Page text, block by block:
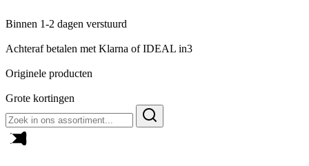
Binnen 1-2 dagen verstuurd
Achteraf betalen met Klarna of IDEAL in3
Originele producten
Grote kortingen
naar: